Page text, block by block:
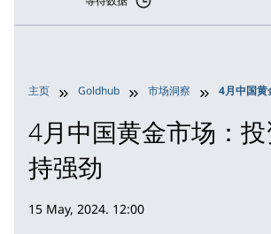
主页 Goldhub 市场洞察 4月中国黄
4月中国黄金市场：
持强劲
15 May, 2024. 12:00